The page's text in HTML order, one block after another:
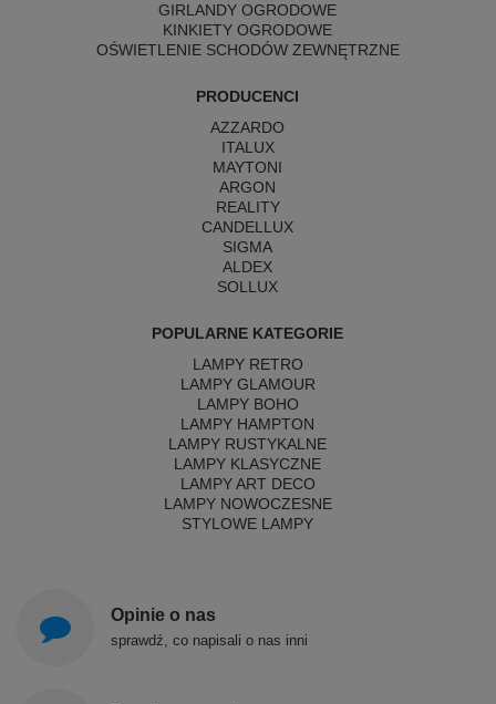
GIRLANDY OGRODOWE
KINKIETY OGRODOWE
OŚWIETLENIE SCHODÓW ZEWNĘTRZNE
PRODUCENCI
AZZARDO
ITALUX
MAYTONI
ARGON
REALITY
CANDELLUX
SIGMA
ALDEX
SOLLUX
POPULARNE KATEGORIE
LAMPY RETRO
LAMPY GLAMOUR
LAMPY BOHO
LAMPY HAMPTON
LAMPY RUSTYKALNE
LAMPY KLASYCZNE
LAMPY ART DECO
LAMPY NOWOCZESNE
STYLOWE LAMPY
Opinie o nas
sprawdź, co napisali o nas inni